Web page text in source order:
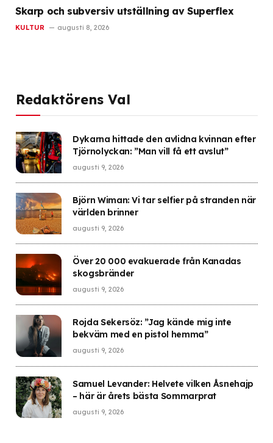
Skarp och subversiv utställning av Superflex
KULTUR augusti 8, 2026
Redaktörens Val
Dykarna hittade den avlidna kvinnan efter
Tjörnolyckan: ”Man vill få ett avslut”
augusti 9, 2026
Björn Wiman: Vi tar selfier på stranden när
världen brinner
augusti 9, 2026
Över 20 000 evakuerade från Kanadas
skogsbränder
augusti 9, 2026
Rojda Sekersöz: ”Jag kände mig inte
bekväm med en pistol hemma”
augusti 9, 2026
Samuel Levander: Helvete vilken Åsnehajp
– här är årets bästa Sommarprat
augusti 9, 2026